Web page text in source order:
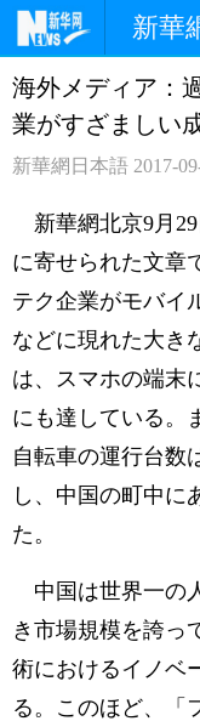
新華
ホームページ
観光
中日対訳
海外メディア：
業がすざましい
新華網日本語 2017-
新華網北京9月
に寄せられた文章
テク企業がモバイ
などに現れた大き
は、スマホの端末
にも達している。
自転車の運行台数
し、中国の町中に
た。
中国は世界一の
き市場規模を誇っ
術におけるイノベ
る。このほど、「